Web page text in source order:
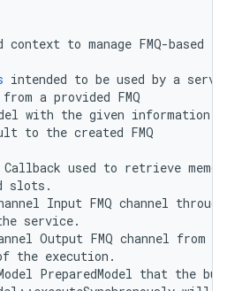
context to manage FMQ-based
intended to be used by a
from a provided FMQ
with the given information
to the created FMQ
Callback used to retrieve
slots .
Input FMQ channel through
service.
Output FMQ channel from
the execution .
PreparedModel that the